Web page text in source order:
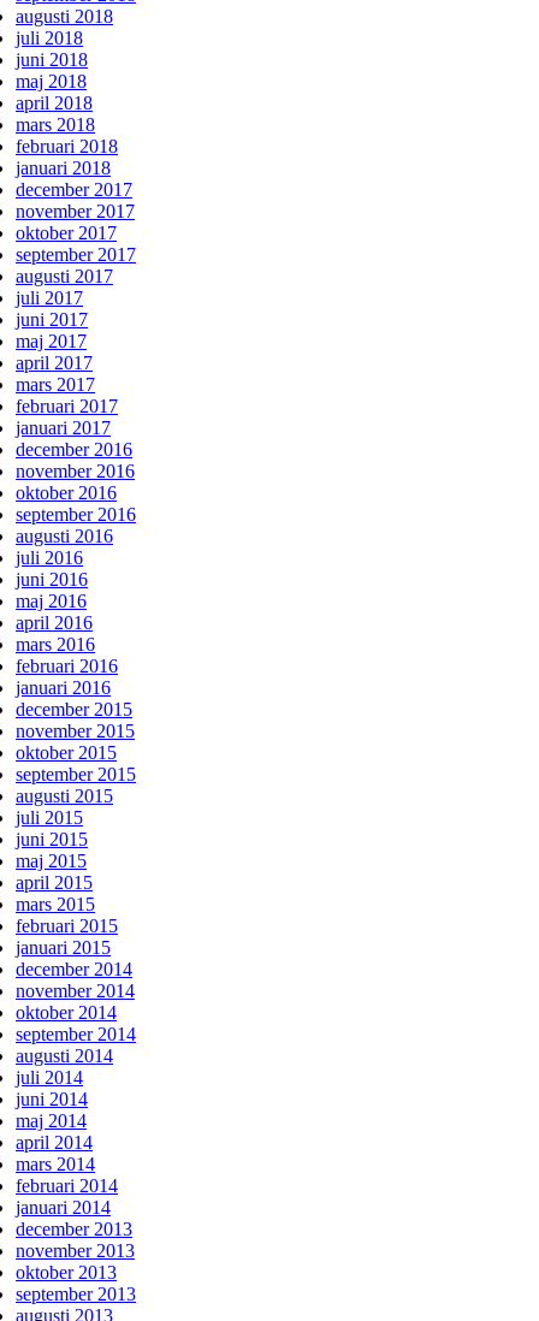
augusti 2018
juli 2018
juni 2018
maj 2018
april 2018
mars 2018
februari 2018
januari 2018
december 2017
november 2017
oktober 2017
september 2017
augusti 2017
juli 2017
juni 2017
maj 2017
april 2017
mars 2017
februari 2017
januari 2017
december 2016
november 2016
oktober 2016
september 2016
augusti 2016
juli 2016
juni 2016
maj 2016
april 2016
mars 2016
februari 2016
januari 2016
december 2015
november 2015
oktober 2015
september 2015
augusti 2015
juli 2015
juni 2015
maj 2015
april 2015
mars 2015
februari 2015
januari 2015
december 2014
november 2014
oktober 2014
september 2014
augusti 2014
juli 2014
juni 2014
maj 2014
april 2014
mars 2014
februari 2014
januari 2014
december 2013
november 2013
oktober 2013
september 2013
augusti 2013